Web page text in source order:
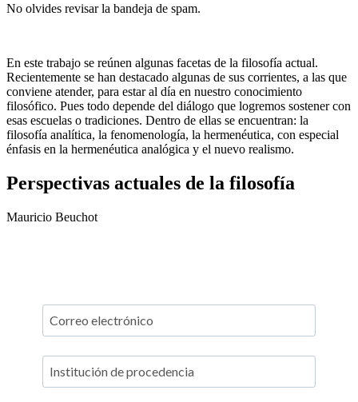
No olvides revisar la bandeja de spam.
En este trabajo se reúnen algunas facetas de la filosofía actual.
Recientemente se han destacado algunas de sus corrientes, a las que
conviene atender, para estar al día en nuestro conocimiento
filosófico. Pues todo depende del diálogo que logremos sostener con
esas escuelas o tradiciones. Dentro de ellas se encuentran: la
filosofía analítica, la fenomenología, la hermenéutica, con especial
énfasis en la hermenéutica analógica y el nuevo realismo.
Perspectivas actuales de la filosofía
Mauricio Beuchot